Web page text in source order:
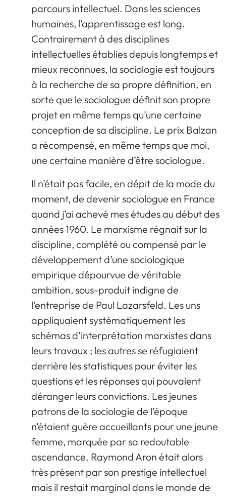
parcours intellectuel. Dans les sciences
humaines, l’apprentissage est long.
Contrairement à des disciplines
intellectuelles établies depuis longtemps et
mieux reconnues, la sociologie est toujours
à la recherche de sa propre définition, en
sorte que le sociologue définit son propre
projet en même temps qu’une certaine
conception de sa discipline. Le prix Balzan
a récompensé, en même temps que moi,
une certaine manière d’être sociologue.
Il n’était pas facile, en dépit de la mode du
moment, de devenir sociologue en France
quand j’ai achevé mes études au début des
années 1960. Le marxisme régnait sur la
discipline, complété ou compensé par le
développement d’une sociologique
empirique dépourvue de véritable
ambition, sous-produit indigne de
l’entreprise de Paul Lazarsfeld. Les uns
appliquaient systématiquement les
schémas d’interprétation marxistes dans
leurs travaux ; les autres se réfugiaient
derrière les statistiques pour éviter les
questions et les réponses qui pouvaient
déranger leurs convictions. Les jeunes
patrons de la sociologie de l’époque
n’étaient guère accueillants pour une jeune
femme, marquée par sa redoutable
ascendance. Raymond Aron était alors
très présent par son prestige intellectuel
mais il restait marginal dans le monde de